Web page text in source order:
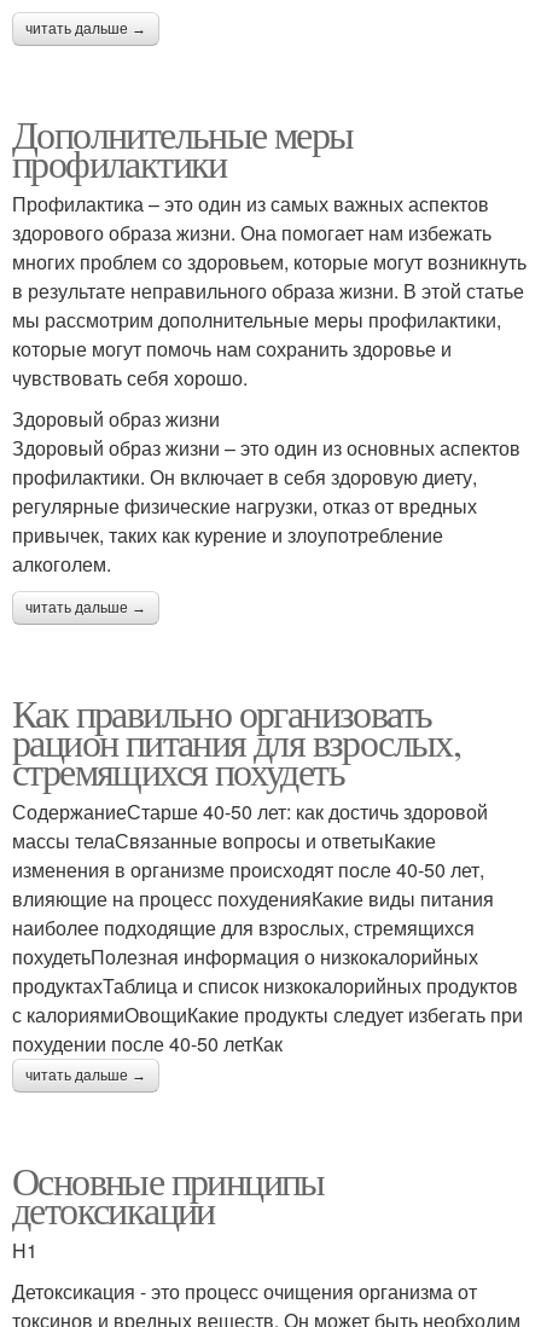
читать дальше →
Дополнительные меры
профилактики
Профилактика – это один из самых важных аспектов
здорового образа жизни. Она помогает нам избежать
многих проблем со здоровьем, которые могут возникнуть
в результате неправильного образа жизни. В этой статье
мы рассмотрим дополнительные меры профилактики,
которые могут помочь нам сохранить здоровье и
чувствовать себя хорошо.
Здоровый образ жизни
Здоровый образ жизни – это один из основных аспектов
профилактики. Он включает в себя здоровую диету,
регулярные физические нагрузки, отказ от вредных
привычек, таких как курение и злоупотребление
алкоголем.
читать дальше →
Как правильно организовать
рацион питания для взрослых,
стремящихся похудеть
СодержаниеСтарше 40-50 лет: как достичь здоровой
массы телаСвязанные вопросы и ответыКакие
изменения в организме происходят после 40-50 лет,
влияющие на процесс похуденияКакие виды питания
наиболее подходящие для взрослых, стремящихся
похудетьПолезная информация о низкокалорийных
продуктахТаблица и список низкокалорийных продуктов
с калориямиОвощиКакие продукты следует избегать при
похудении после 40-50 летКак
читать дальше →
Основные принципы
детоксикации
H1
Детоксикация - это процесс очищения организма от
токсинов и вредных веществ. Он может быть необходим